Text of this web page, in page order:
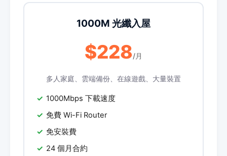
1000M 光纖入屋
$228/月
多人家庭、雲端備份、在線遊戲、大量裝置
1000Mbps 下載速度
免費 Wi-Fi Router
免安裝費
24 個月合約